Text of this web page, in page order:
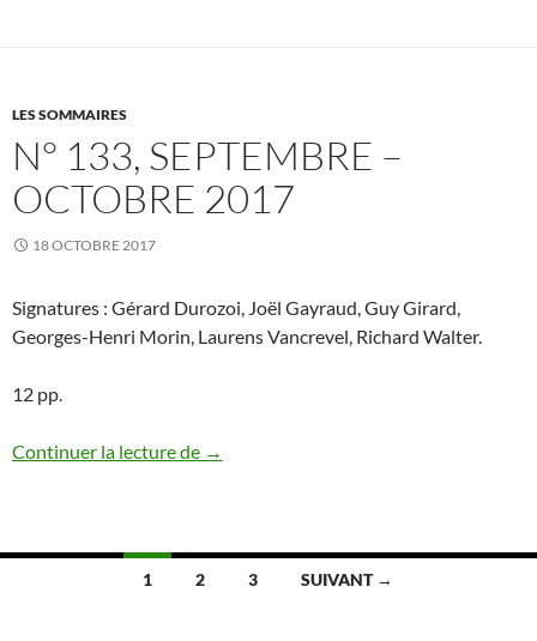
LES SOMMAIRES
N° 133, SEPTEMBRE –
OCTOBRE 2017
18 OCTOBRE 2017
Signatures : Gérard Durozoi, Joël Gayraud, Guy Girard,
Georges-Henri Morin, Laurens Vancrevel, Richard Walter.
12 pp.
Continuer la lecture de N° 133, septembre – octobre 2017
→
Navigation
1 2 3 SUIVANT →